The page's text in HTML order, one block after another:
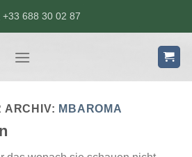
+33 688 30 02 87
ARCHIV: MBAROMA